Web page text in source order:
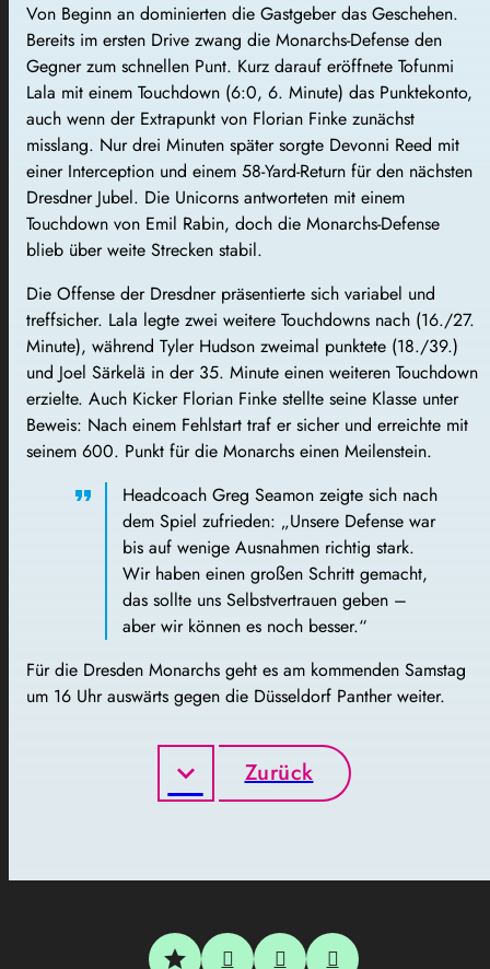
Von Beginn an dominierten die Gastgeber das Geschehen.
Bereits im ersten Drive zwang die Monarchs-Defense den
Gegner zum schnellen Punt. Kurz darauf eröffnete Tofunmi
Lala mit einem Touchdown (6:0, 6. Minute) das Punktekonto,
auch wenn der Extrapunkt von Florian Finke zunächst
misslang. Nur drei Minuten später sorgte Devonni Reed mit
einer Interception und einem 58-Yard-Return für den nächsten
Dresdner Jubel. Die Unicorns antworteten mit einem
Touchdown von Emil Rabin, doch die Monarchs-Defense
blieb über weite Strecken stabil.
Die Offense der Dresdner präsentierte sich variabel und
treffsicher. Lala legte zwei weitere Touchdowns nach (16./27.
Minute), während Tyler Hudson zweimal punktete (18./39.)
und Joel Särkelä in der 35. Minute einen weiteren Touchdown
erzielte. Auch Kicker Florian Finke stellte seine Klasse unter
Beweis: Nach einem Fehlstart traf er sicher und erreichte mit
seinem 600. Punkt für die Monarchs einen Meilenstein.
Headcoach Greg Seamon zeigte sich nach
dem Spiel zufrieden: „Unsere Defense war
bis auf wenige Ausnahmen richtig stark.
Wir haben einen großen Schritt gemacht,
das sollte uns Selbstvertrauen geben –
aber wir können es noch besser.“
Für die Dresden Monarchs geht es am kommenden Samstag
um 16 Uhr auswärts gegen die Düsseldorf Panther weiter.
Zurück